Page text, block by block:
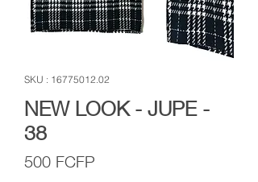
SKU : 16775012.02
NEW LOOK - JUPE -
38
500 FCFP